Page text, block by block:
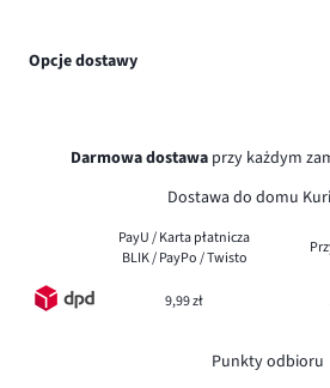
Opcje dostawy
Darmowa dostawa przy każdym
Dostawa do domu
PayU / Karta płatnicza
BLIK / PayPo / Twisto
9,99 zł
Punkty odbioru